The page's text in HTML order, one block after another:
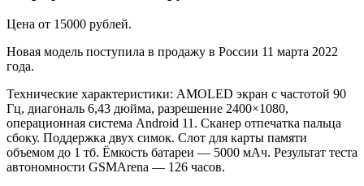
Цена от 15000 рублей.
Новая модель поступила в продажу в России 11 марта 2022
года.
Технические характеристики: AMOLED экран с частотой 90
Гц, диагональ 6,43 дюйма, разрешение 2400×1080,
операционная система Android 11. Сканер отпечатка пальца
сбоку. Поддержка двух симок. Cлот для карты памяти
объемом до 1 тб. Ёмкость батареи — 5000 мАч. Результат теста
автономности GSMArena — 126 часов.